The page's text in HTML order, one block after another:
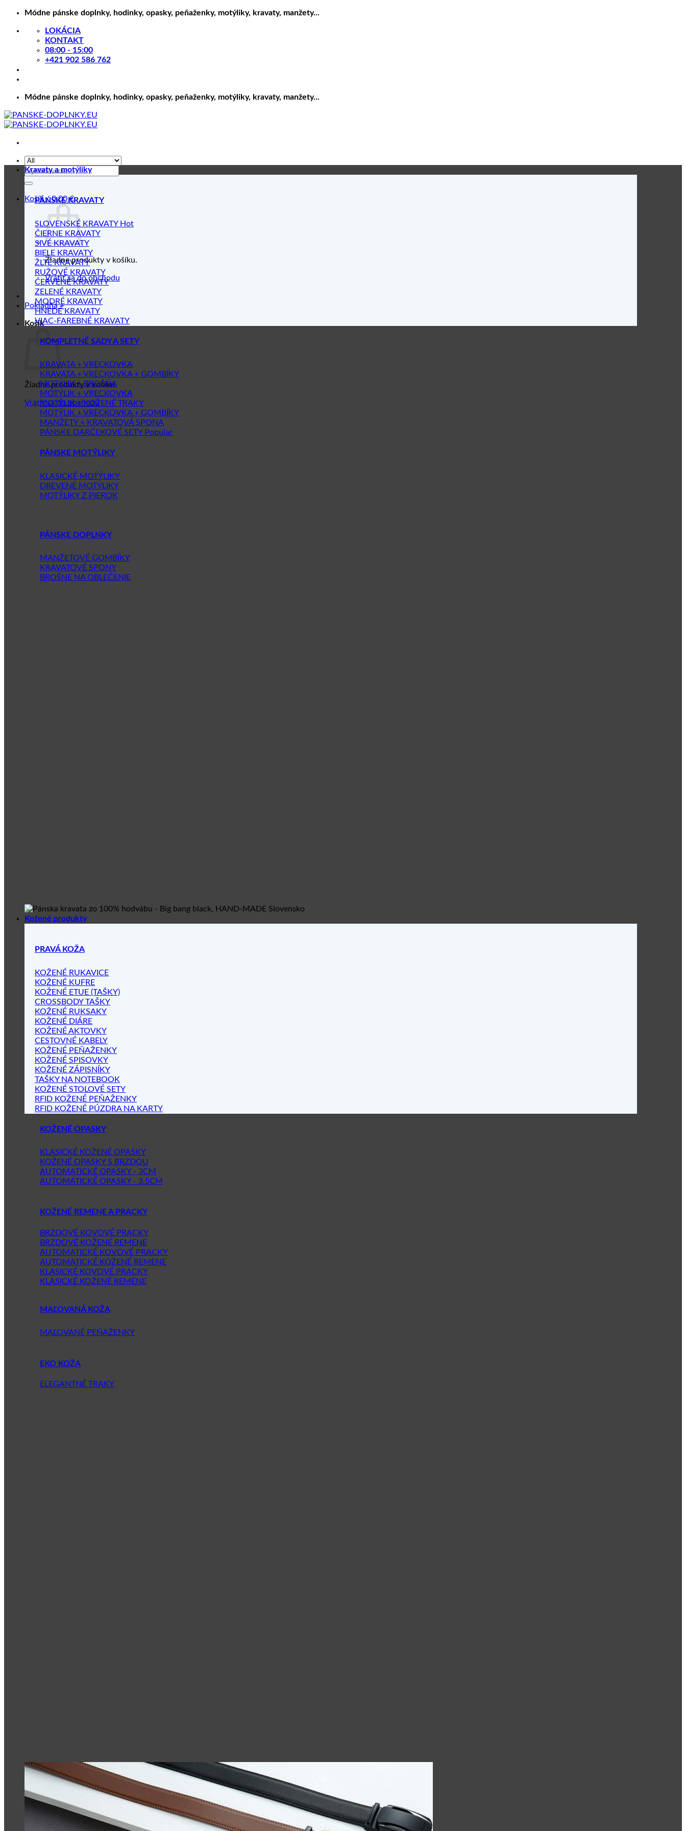
Skip
content
Módne pánske doplnky, hodinky, opasky, peňaženky, motýliky, kravaty, manžety...
LOKÁCIA
KONTAKT
08:00 - 15:00
+421 902 586 762
Módne pánske doplnky, hodinky, opasky, peňaženky, motýliky, kravaty, manžety...
Hľadať:
Košík /0.00€
Žiadne produkty v košíku.
Vrátiť sa do obchodu
Pokladňa +
Košík
Žiadne produkty v košíku.
Vrátiť sa do obchodu
Kravaty a motýliky
PÁNSKE KRAVATY
SLOVENSKÉ KRAVATY
ČIERNE KRAVATY
SIVÉ KRAVATY
BIELE KRAVATY
ŽLTÉ KRAVATY
RUŽOVÉ KRAVATY
ČERVENÉ KRAVATY
ZELENÉ KRAVATY
MODRÉ KRAVATY
HNEDÉ KRAVATY
VIAC-FAREBNÉ KRAVATY
KOMPLETNÉ SADY A SETY
KRAVATA + VRECKOVKA
KRAVATA + VRECKOVKA + GOMBÍKY
MOTÝLIK + BROŠŇA
MOTÝLIK + VRECKOVKA
MOTÝLIK + KOŽENÉ TRAKY
MOTÝLIK + VRECKOVKA + GOMBÍKY
MANŽETY + KRAVATOVÁ SPONA
PÁNSKE DARČEKOVÉ SETY
PÁNSKE MOTÝLIKY
KLASICKÉ MOTÝLIKY
DREVENÉ MOTÝLIKY
MOTÝLIKY Z PIEROK
PÁNSKE DOPLNKY
MANŽETOVÉ GOMBÍKY
KRAVATOVÉ SPONY
BROŠNE NA OBLEČENIE
Kožené produkty
PRAVÁ KOŽA
KOŽENÉ RUKAVICE
KOŽENÉ KUFRE
KOŽENÉ ETUE (TAŠKY)
CROSSBODY TAŠKY
KOŽENÉ RUKSAKY
KOŽENÉ DIÁRE
KOŽENÉ AKTOVKY
CESTOVNÉ KABELY
KOŽENÉ PEŇAŽENKY
KOŽENÉ SPISOVKY
KOŽENÉ ZÁPISNÍKY
TAŠKY NA NOTEBOOK
KOŽENÉ STOLOVÉ SETY
RFID KOŽENÉ PEŇAŽENKY
RFID KOŽENÉ PÚZDRA NA KARTY
KOŽENÉ OPASKY
KLASICKÉ KOŽENÉ OPASKY
KOŽENÉ OPASKY S BRZDOU
AUTOMATICKÉ OPASKY - 3CM
AUTOMATICKÉ OPASKY - 3.5CM
KOŽENÉ REMENE A PRACKY
BRZDOVÉ KOVOVÉ PRACKY
BRZDOVÉ KOŽENÉ REMENE
AUTOMATICKÉ KOVOVÉ PRACKY
AUTOMATICKÉ KOŽENÉ REMENE
KLASICKÉ KOVOVÉ PRACKY
KLASICKÉ KOŽENÉ REMENE
MAĽOVANÁ KOŽA
MAĽOVANÉ PEŇAŽENKY
EKO KOŽA
ELEGANTNÉ TRAKY